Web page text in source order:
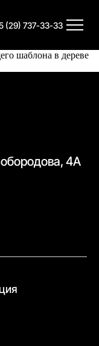
(29) 737-33-33
шаблона в дереве
4А